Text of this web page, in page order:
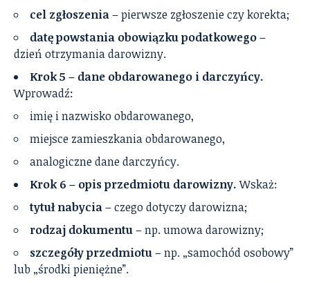
cel zgłoszenia– pierwsze zgłoszenie czy korekta;
datę powstania obowiązku podatkowego–
dzień otrzymania darowizny.
Krok 5 – dane obdarowanego i darczyńcy.
Wprowadź:
imię i nazwisko obdarowanego,
miejsce zamieszkania obdarowanego,
analogiczne dane darczyńcy.
Krok 6 – opis przedmiotu darowizny.Wskaż:
tytuł nabycia– czego dotyczy darowizna;
rodzaj dokumentu– np. umowa darowizny;
szczegóły przedmiotu– np. „samochód osobowy”
lub „środki pieniężne”.